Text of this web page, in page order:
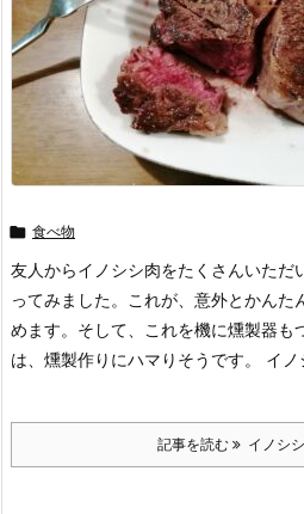
 食べ物
友人からイノシシ肉をたくさんいただ
ってみました。これが、意外とかんた
めます。そして、これを機に燻製器も
は、燻製作りにハマりそうです。 イ
記事を読む イノシ